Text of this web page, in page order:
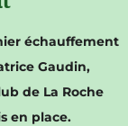
échauffement
Gaudin,
de La Roche
en place.